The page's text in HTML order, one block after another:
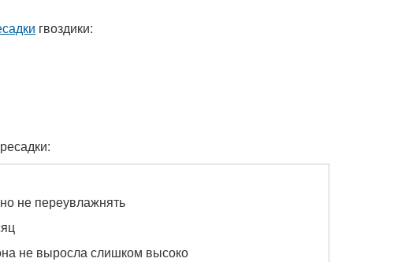
гвоздики:
не переувлажнять
не выросла слишком высоко